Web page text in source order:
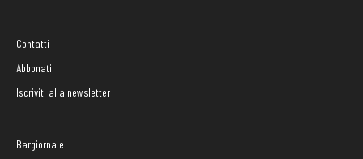
Contatti
Abbonati
Iscriviti alla newsletter
Bargiornale